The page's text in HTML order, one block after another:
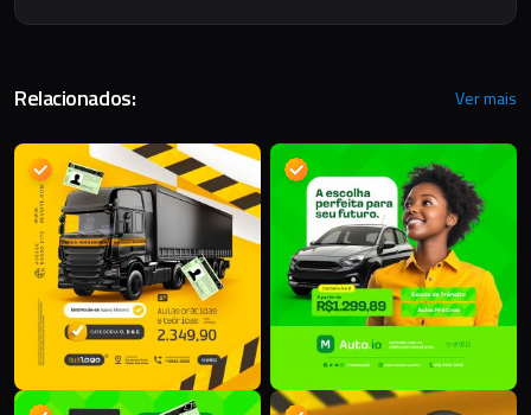
Relacionados: Ver mais